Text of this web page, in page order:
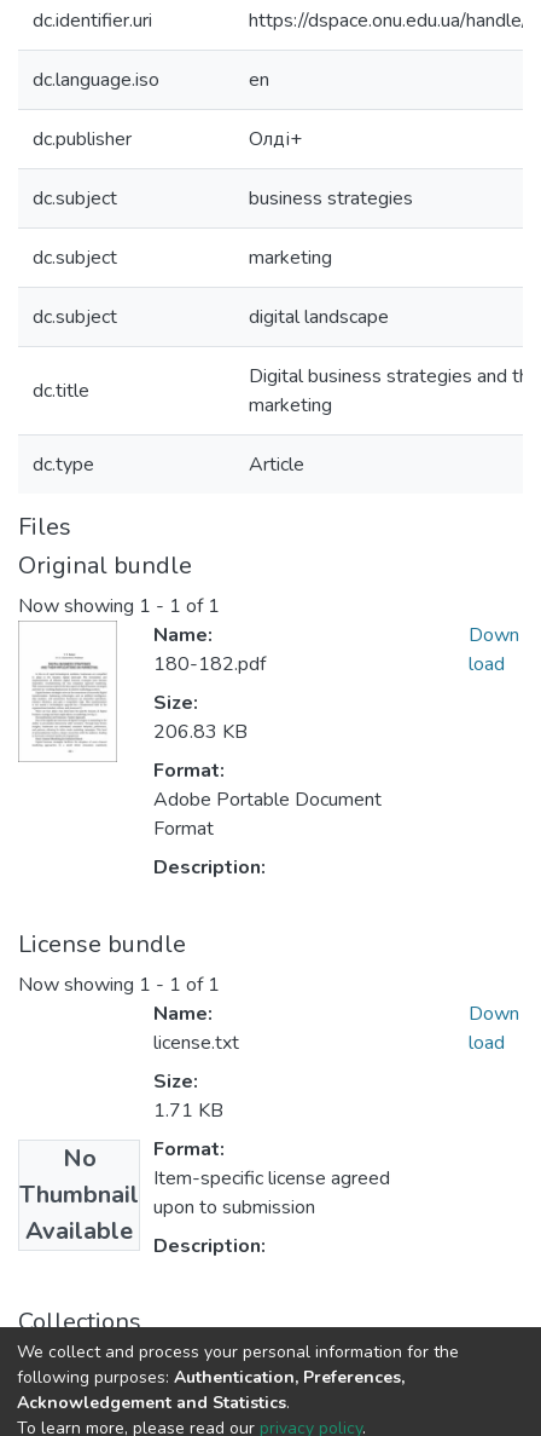
dc.identifier.uri https://dspace.onu.edu.ua/
dc.language.iso en
dc.publisher Олді+
dc.subject business strategies
dc.subject marketing
dc.subject digital landscape
dc.title
Digital business strategies and
marketing
dc.type Article
Files
Original bundle
Now showing 1 - 1 of 1
Name:
180-182.pdf
Size:
206.83 KB
Format:
Adobe Portable Document
Format
Description:
Down
load
License bundle
Now showing 1 - 1 of 1
No
Thumbnail
Available
Name:
license.txt
Size:
1.71 KB
Format:
Item-specific license agreed
upon to submission
Description:
Down
load
Collections
Статті та доповіді ЕПФ (Економічні науки)
We collect and process your personal information for the
following purposes: Authentication, Preferences,
Acknowledgement and Statistics.
To learn more, please read our privacy policy.